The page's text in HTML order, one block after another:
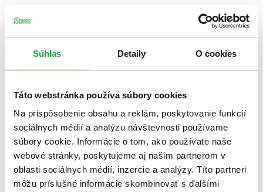
Súhlas Detaily O cookies
Táto webstránka používa súbory cookies
Na prispôsobenie obsahu a reklám, poskytovanie funkcií
sociálnych médií a analýzu návštevnosti používame
súbory cookie. Informácie o tom, ako používate naše
webové stránky, poskytujeme aj našim partnerom v
oblasti sociálnych médií, inzercie a analýzy. Títo partneri
môžu príslušné informácie skombinovať s ďalšími